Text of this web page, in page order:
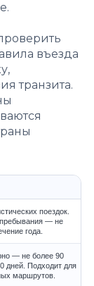
въезда
транзита.
поездок.
— не
года.
— не более 90
дней. Подходит для
маршрутов.